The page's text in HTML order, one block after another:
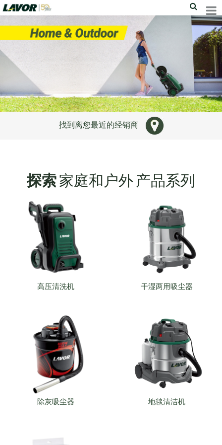
找到离您最近的经销商
探索家庭和户外产品系列
高压清洗机 干湿两用吸尘器
除灰吸尘器 地毯清洁机